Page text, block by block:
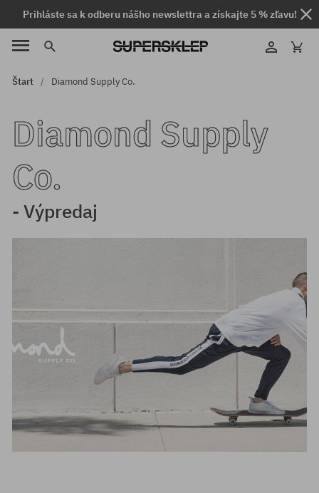
Prihláste sa k odberu nášho newslettra a získajte 5 % zľavu!
Štart Diamond Supply Co.
Diamond Supply
Co.
- Výpredaj